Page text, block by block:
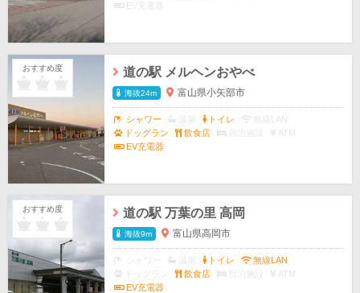
EV充電器
おすすめ度 道の駅 メルヘンおやべ
海抜24m 富山県小矢部市
シャワー トイレ
無線LAN
ドッグラン
飲食店 宿泊施設
ATM
EV充電器
おすすめ度 道の駅 万葉の里 高岡
海抜9m 富山県高岡市
トイレ
無線LAN
ドッグラン
飲食店 宿泊施設
ATM
EV充電器